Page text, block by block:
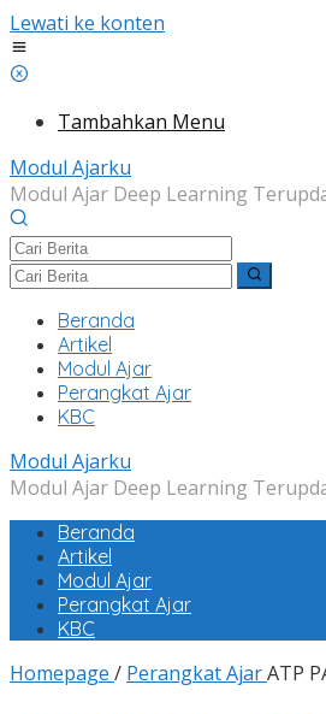
Lewati ke konten
Tambahkan Menu
Modul Ajarku
Modul Ajar Deep Learning
Beranda
Artikel
Modul Ajar
Perangkat Ajar
KBC
Modul Ajarku
Modul Ajar Deep Learning
Beranda
Artikel
Modul Ajar
Perangkat Ajar
KBC
Homepage / Perangkat AjarATP